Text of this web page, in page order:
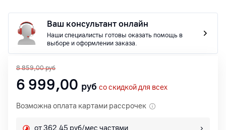
Ваш консультант онлайн
Наши специалисты готовы оказать помощь в
выборе и оформлении заказа.
8 859,00 руб
6 999,00 руб со скидкой для всех
Возможна оплата картами рассрочек
от 362,45 руб/мес частями